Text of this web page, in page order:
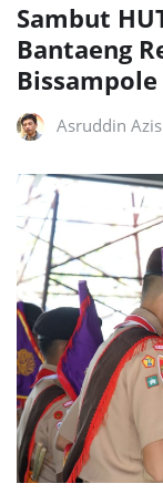
Sambut
Bantaeng
Bissampole
Asruddin Azis